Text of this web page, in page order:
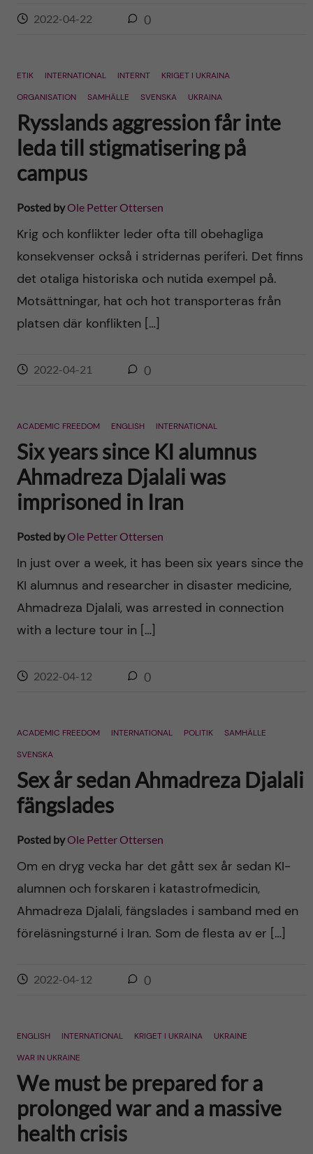
2022-04-22 0
ETIK INTERNATIONAL INTERNT
KRIGET I UKRAINA
ORGANISATION
SAMHÄLLE SVENSKA UKRAINA
Rysslands aggression får inte
leda till stigmatisering på
campus
Posted byOle Petter Ottersen
Krig och konflikter leder ofta till obehagliga
konsekvenser också i stridernas periferi. Det finns
det otaliga historiska och nutida exempel på.
Motsättningar, hat och hot transporteras från
platsen där konflikten […]
2022-04-21 0
ACADEMIC FREEDOM ENGLISH INTERNATIONAL
Six years since KI alumnus
Ahmadreza Djalali was
imprisoned in Iran
Posted byOle Petter Ottersen
In just over a week, it has been six years since the
KI alumnus and researcher in disaster medicine,
Ahmadreza Djalali, was arrested in connection
with a lecture tour in […]
2022-04-12 0
ACADEMIC FREEDOM INTERNATIONAL POLITIK
SAMHÄLLE
SVENSKA
Sex år sedan Ahmadreza Djalali
fängslades
Posted byOle Petter Ottersen
Om en dryg vecka har det gått sex år sedan KI-
alumnen och forskaren i katastrofmedicin,
Ahmadreza Djalali, fängslades i samband med en
föreläsningsturné i Iran. Som de flesta av er […]
2022-04-12 0
ENGLISH INTERNATIONAL KRIGET I UKRAINA
UKRAINE
WAR IN UKRAINE
We must be prepared for a
prolonged war and a massive
health crisis